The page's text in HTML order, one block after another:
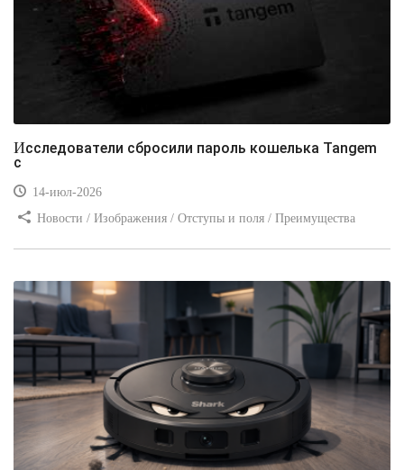
Исследователи сбросили пароль кошелька Tangem
с
14-июл-2026
Новости / Изображения / Отступы и поля / Преимущества